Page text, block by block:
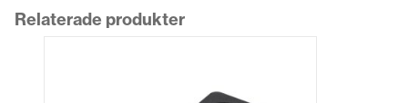
Relaterade produkter